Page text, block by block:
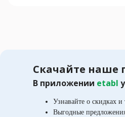
Скачайте наше
В приложении etabl
Узнавайте о скидках
Выгодные